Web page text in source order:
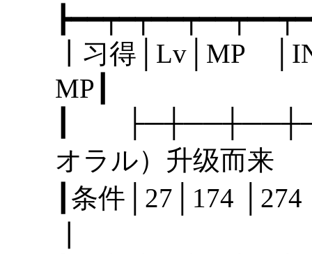
┃习得│Lv│MP
┃
オラル）升级而
┃条件│27│174